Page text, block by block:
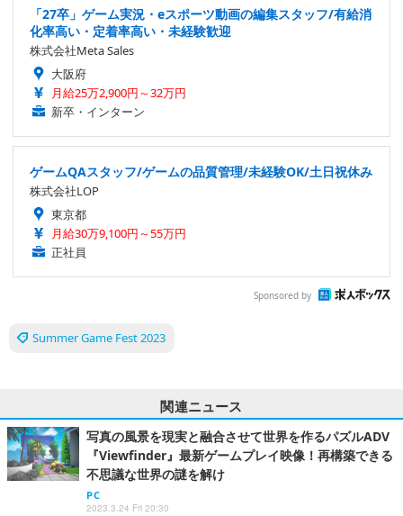
「27卒」ゲーム実況・eスポーツ動画の編集スタッフ/有給消
化率高い・定着率高い・未経験歓迎
株式会社Meta Sales
大阪府
月給25万2,900円～32万円
新卒・インターン
ゲームQAスタッフ/ゲームの品質管理/未経験OK/土日祝休み
株式会社LOP
東京都
月給30万9,100円～55万円
正社員
Sponsored by
Summer Game Fest 2023
関連ニュース
写真の風景を現実と融合させて世界を作るパズルADV
『Viewfinder』最新ゲームプレイ映像！再構築できる
不思議な世界の謎を解け
PC
2023.3.24 Fri 20:30